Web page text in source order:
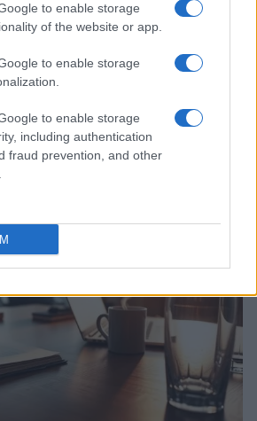
to enable storage
of the website or app.
to enable storage
to enable storage
including authentication
fraud prevention, and other
umanitarie oltre i criteri dei